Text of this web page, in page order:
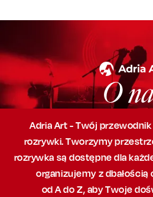
O
Adria Art - Twój
rozrywki. Tworzymy
rozrywka są dostępne dla
organizujemy z dbałością
od A do Z, abyTwoje